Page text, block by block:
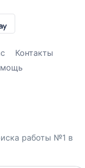
Контакты
работы №1 в